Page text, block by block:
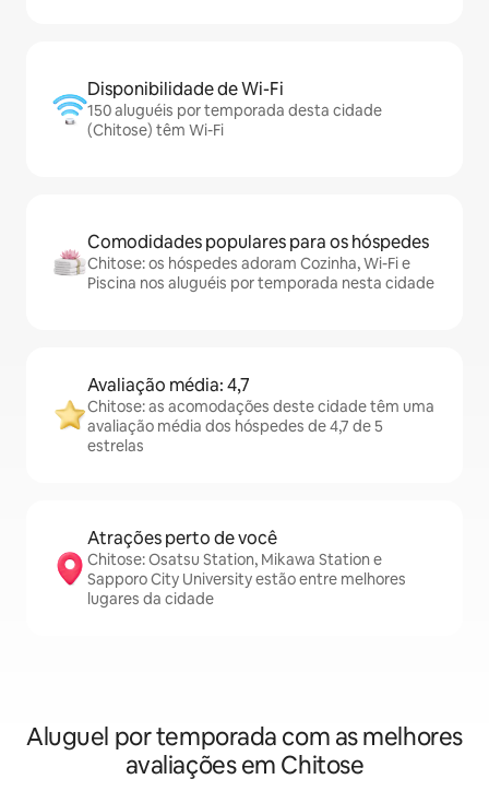
Disponibilidade de Wi-Fi
150 aluguéis por temporada desta cidade
(Chitose) têm Wi-Fi
Comodidades populares para os hóspedes
Chitose: os hóspedes adoram Cozinha, Wi-Fi e
Piscina nos aluguéis por temporada nesta cidade
Avaliação média: 4,7
Chitose: as acomodações deste cidade têm uma
avaliação média dos hóspedes de 4,7 de 5
estrelas
Atrações perto de você
Chitose: Osatsu Station, Mikawa Station e
Sapporo City University estão entre melhores
lugares da cidade
Aluguel por temporada com as melhores
avaliações em Chitose